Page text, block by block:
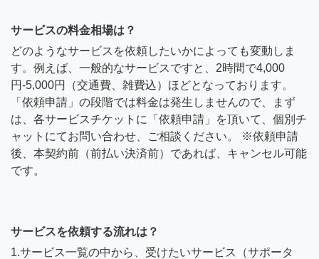
サービスの料金相場は？
どのようなサービスを依頼したいかによっても変動しま
す。例えば、一般的なサービスですと、2時間で4,000
円-5,000円（交通費、雑費込）ほどとなっております。
「依頼申請」の段階では料金は発生しませんので、まず
は、各サービスチケットに「依頼申請」を頂いて、個別チ
ャットにてお問い合わせ、ご相談ください。 ※依頼申請
後、本契約前（前払い決済前）であれば、キャンセル可能
です。
サービスを依頼する流れは？
1.サービス一覧の中から、受けたいサービス（サポータ